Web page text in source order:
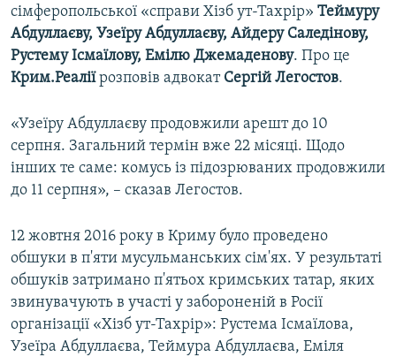
сімферопольської «справи Хізб ут-Тахрір» Теймуру
Абдуллаєву, Узеїру Абдуллаєву, Айдеру Саледінову,
Рустему Ісмаїлову, Емілю Джемаденову. Про це
Крим.Реаліїрозповів адвокат Сергій Легостов.
«Узеїру Абдуллаєву продовжили арешт до 10
серпня. Загальний термін вже 22 місяці. Щодо
інших те саме: комусь із підозрюваних продовжили
до 11 серпня», – сказав Легостов.
12 жовтня 2016 року в Криму було проведено
обшуки в п'яти мусульманських сім'ях. У результаті
обшуків затримано п'ятьох кримських татар, яких
звинувачують в участі у забороненій в Росії
організації «Хізб ут-Тахрір»: Рустема Ісмаїлова,
Узеїра Абдуллаєва, Теймура Абдуллаєва, Еміля